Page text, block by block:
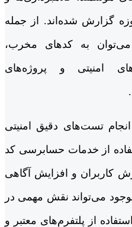
گزارش شده‌اند. از جمله
می‌توان به کدهای مخرب،
امنیتی و پروژه‌های
انجام تست‌های دقیق امنیتی
از خدمات حسابرسی کد
کاربران و افزایش آگاهی
می‌تواند نقش مهمی در
از پلتفرم‌های معتبر و